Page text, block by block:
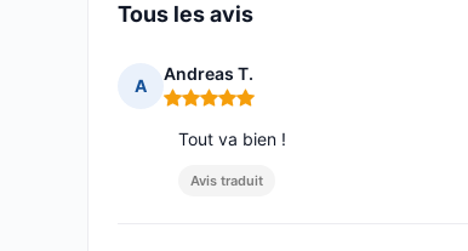
Tous les avis
A
Andreas T.
Note : 5 sur 5
Tout va bien !
Avis traduit